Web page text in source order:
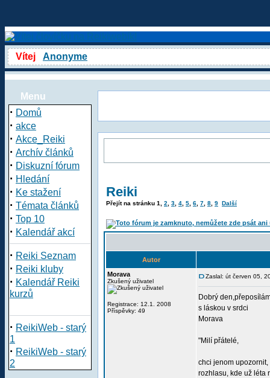
Vítej Anonyme
Menu
· Domů
· akce
· Akce_Reiki
· Archív článků
· Diskuzní fórum
· Hledání
· Ke stažení
· Témata článků
· Top 10
· Kalendář akcí
· Reiki Seznam
· Reiki kluby
· Kalendář Reiki
kurzů
· ReikiWeb - starý
1
· ReikiWeb - starý
2
Reiki
Přejít na stránku 1 2 3 4 5 6 7 8 9 Další
Autor
Morava
Zkušený uživatel
Registrace: 12.1. 2008
Příspěvky: 49
Zaslal: út červen 05,
Dobrý
s láskou v srdci
Morava
"Milí přátelé,
chci jenom
rozhlasu, kde už léta